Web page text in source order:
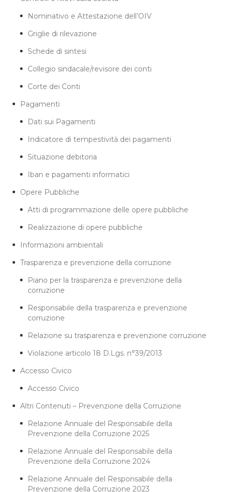
Nominativo e Attestazione dell’OIV
Griglie di rilevazione
Schede di sintesi
Collegio sindacale/revisore dei conti
Corte dei Conti
Pagamenti
Dati sui Pagamenti
Indicatore di tempestività dei pagamenti
Situazione debitoria
Iban e pagamenti informatici
Opere Pubbliche
Atti di programmazione delle opere pubbliche
Realizzazione di opere pubbliche
Informazioni ambientali
Trasparenza e prevenzione della corruzione
Piano per la trasparenza e prevenzione della
corruzione
Responsabile della trasparenza e prevenzione
corruzione
Relazione su trasparenza e prevenzione corruzione
Violazione articolo 18 D.Lgs. n°39/2013
Accesso Civico
Accesso Civico
Altri Contenuti – Prevenzione della Corruzione
Relazione Annuale del Responsabile della
Prevenzione della Corruzione 2025
Relazione Annuale del Responsabile della
Prevenzione della Corruzione 2024
Relazione Annuale del Responsabile della
Prevenzione della Corruzione 2023